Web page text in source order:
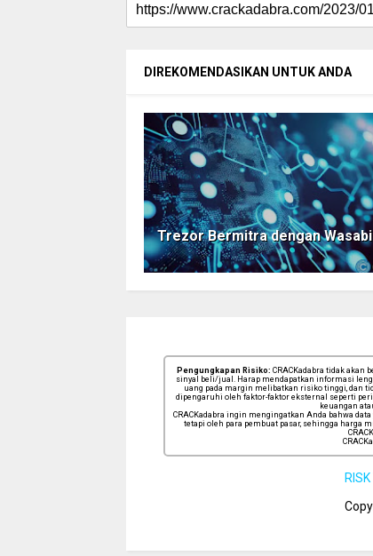
DIREKOMENDASIKAN UNTUK ANDA
Trezor Bermitra dengan
Pengungkapan Risiko: CRACKadabra tidak
sinyal beli/jual. Harap mendapatkan informasi
uang pada margin melibatkan risiko tinggi, dan
dipengaruhi oleh faktor-faktor eksternal seperti
keuangan
CRACKadabra ingin mengingatkan Anda bahwa
tetapi oleh para pembuat pasar, sehingga harga